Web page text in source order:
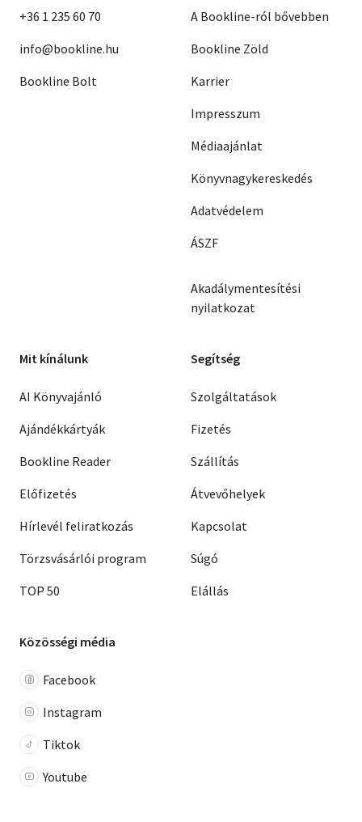
+36 1 235 60 70
info@bookline.hu
Bookline Bolt
A Bookline-ról bővebben
Bookline Zöld
Karrier
Impresszum
Médiaajánlat
Könyvnagykereskedés
Adatvédelem
ÁSZF
Akadálymentesítési
nyilatkozat
Mit kínálunk
AI Könyvajánló
Ajándékkártyák
Bookline Reader
Előfizetés
Hírlevél feliratkozás
Törzsvásárlói program
TOP 50
Segítség
Szolgáltatások
Fizetés
Szállítás
Átvevőhelyek
Kapcsolat
Súgó
Elállás
Közösségi média
Facebook
Instagram
Tiktok
Youtube